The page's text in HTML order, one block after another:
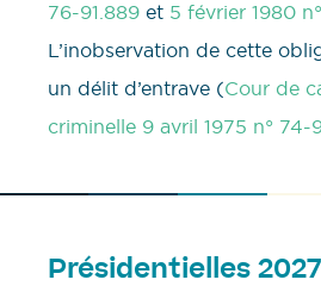
76-91.889 et 5 février 1980
L’inobservation de cette
un délit d’entrave (Cour de
criminelle 9 avril 1975 n° 74-
Présidentielles